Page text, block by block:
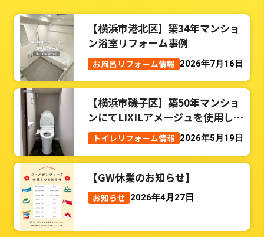
【横浜市港北区】築34年マンショ
ン浴室リフォーム事例
お風呂リフォーム情報 2026年7月16日
【横浜市磯子区】築50年マンショ
ンにてLIXILアメージュを使用した
トイレリフォーム事例
トイレリフォーム情報 2026年5月19日
【GW休業のお知らせ】
お知らせ 2026年4月27日